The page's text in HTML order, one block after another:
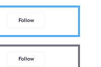
Follow
Follow